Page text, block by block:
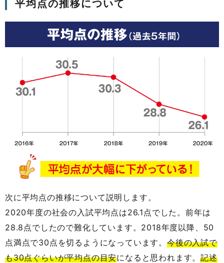
平均点の推移について
次に平均点の推移について説明します。
2020年度の社会の入試平均点は26.1点でした。前年は
28.8点でしたので難化しています。2018年度以降、50
点満点で30点を切るようになっています。 今後の入試で
も30点ぐらいが平均点の目安になると思われます。記述